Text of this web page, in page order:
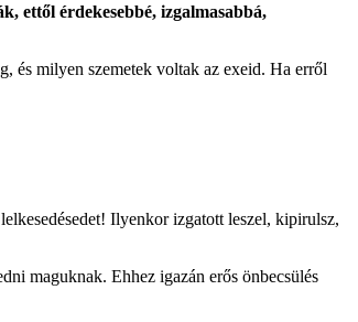
ettől érdekesebbé, izgalmasabbá,
és milyen szemetek voltak az exeid. Ha erről
Ilyenkor izgatott leszel, kipirulsz,
maguknak. Ehhez igazán erős önbecsülés